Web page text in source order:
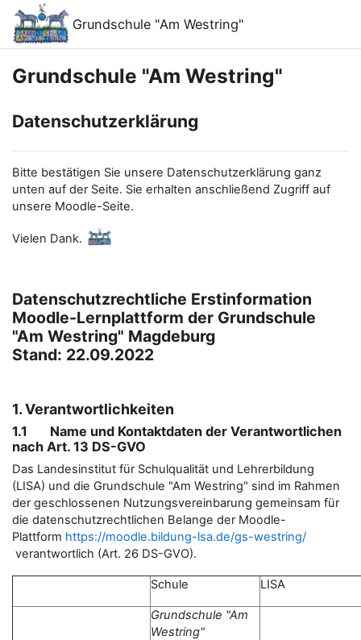
Μετάβαση στο κεντρικό περιεχόμενο
Grundschule "Am Westring"
Grundschule "Am Westring"
Datenschutzerklärung
Bitte bestätigen Sie unsere Datenschutzerklärung ganz
unten auf der Seite. Sie erhalten anschließend Zugriff auf
unsere Moodle-Seite.
Vielen Dank.
Datenschutzrechtliche Erstinformation
Moodle-Lernplattform der Grundschule
"Am Westring" Magdeburg
Stand: 22.09.2022
1. Verantwortlichkeiten
1.1 Name und Kontaktdaten der Verantwortlichen
nach Art. 13 DS-GVO
Das Landesinstitut für Schulqualität und Lehrerbildung
(LISA) und die Grundschule "Am Westring" sind im Rahmen
der geschlossenen Nutzungsvereinbarung gemeinsam für
die datenschutzrechtlichen Belange der Moodle-
Plattform https://moodle.bildung-lsa.de/gs-westring/
verantwortlich (Art. 26 DS-GVO).
Schule LISA
Grundschule "Am
Westring"